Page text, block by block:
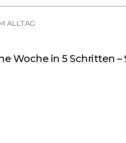
ALLTAG
Woche in 5 Schritten –